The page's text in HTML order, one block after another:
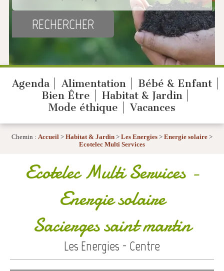
Agenda Alimentation
Bébé & Enfant
Bien Être
Habitat & Jardin
Mode éthique
Vacances
Chemin : Accueil > Habitat & Jardin > Les Energies > Energie solaire >
Ecotelec Multi Services
Ecotelec Multi Services-
Energie solaire
Sacierges saint martin
Les Energies - Centre